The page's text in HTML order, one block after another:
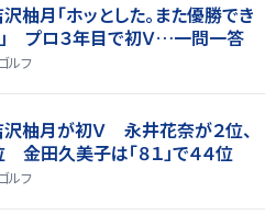
沢柚月「ホッとした。また優勝でき
プロ３年目で初Ｖ…一問一答
ゴルフ
沢柚月が初Ｖ 永井花奈が２位、
田久美子は「８１」で４４位
ゴルフ